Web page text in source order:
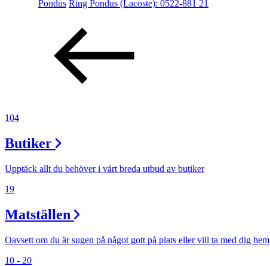
Erbjudanden
Kundklubb
Inspiration
Sök
Pondus Ring Pondus (Lacoste): 0522-881 21
104
Butiker
Upptäck allt du behöver i vårt breda utbud av butiker
19
Matställen
Oavsett om du är sugen på något gott på plats eller vill ta med dig hem
10 - 20